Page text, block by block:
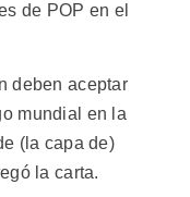
de POP en el
deben aceptar
mundial en la
(la capa de)
la carta.